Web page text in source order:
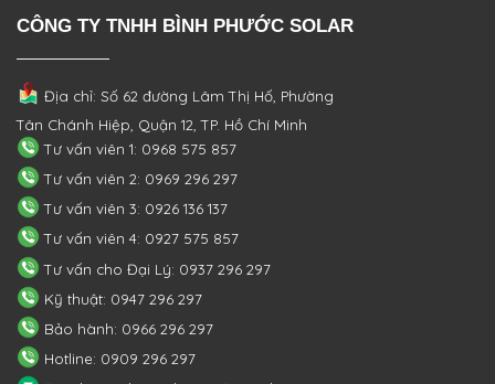
CÔNG TY TNHH BÌNH PHƯỚC SOLAR
Địa chỉ: Số 62 đường Lâm Thị Hố, Phường
Tân Chánh Hiệp, Quận 12, TP. Hồ Chí Minh
Tư vấn viên 1: 0968 575 857
Tư vấn viên 2: 0969 296 297
Tư vấn viên 3: 0926 136 137
Tư vấn viên 4: 0927 575 857
Tư vấn cho Đại Lý: 0937 296 297
Kỹ thuật: 0947 296 297
Bảo hành: 0966 296 297
Hotline: 0909 296 297